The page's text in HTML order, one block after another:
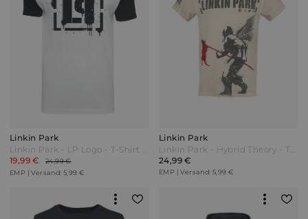
Linkin Park
Linkin Park - LP Logo - T-Shirt - weiß| schwarz - EMP Exklusiv!
19,99 €
24,99 €
EMP | Versand: 5,99 €
Linkin Park
Linkin Park - Hybrid Theory - T-Shirt - altweiß - EMP Exklusiv!
24,99 €
EMP | Versand: 5,99 €